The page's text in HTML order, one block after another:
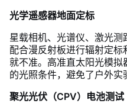
光学遥感器地面定标
星载相机、光谱仪、激光
配合漫反射板进行辐射定
就不准。高准直太阳光模
的光照条件，避免了户外实
聚光光伏（CPV）电池测试